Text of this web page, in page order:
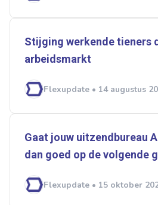
Stijging werkende tieners
arbeidsmarkt
Flexupdate • 14 augustus
Gaat jouw uitzendbureau
dan goed op de volgende
Flexupdate • 15 oktober